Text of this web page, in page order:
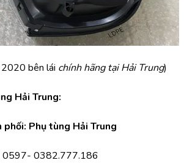
bên lái chính hãng tại Hải Trung)
Hải Trung:
phối: Phụ tùng Hải Trung
0382.777.186